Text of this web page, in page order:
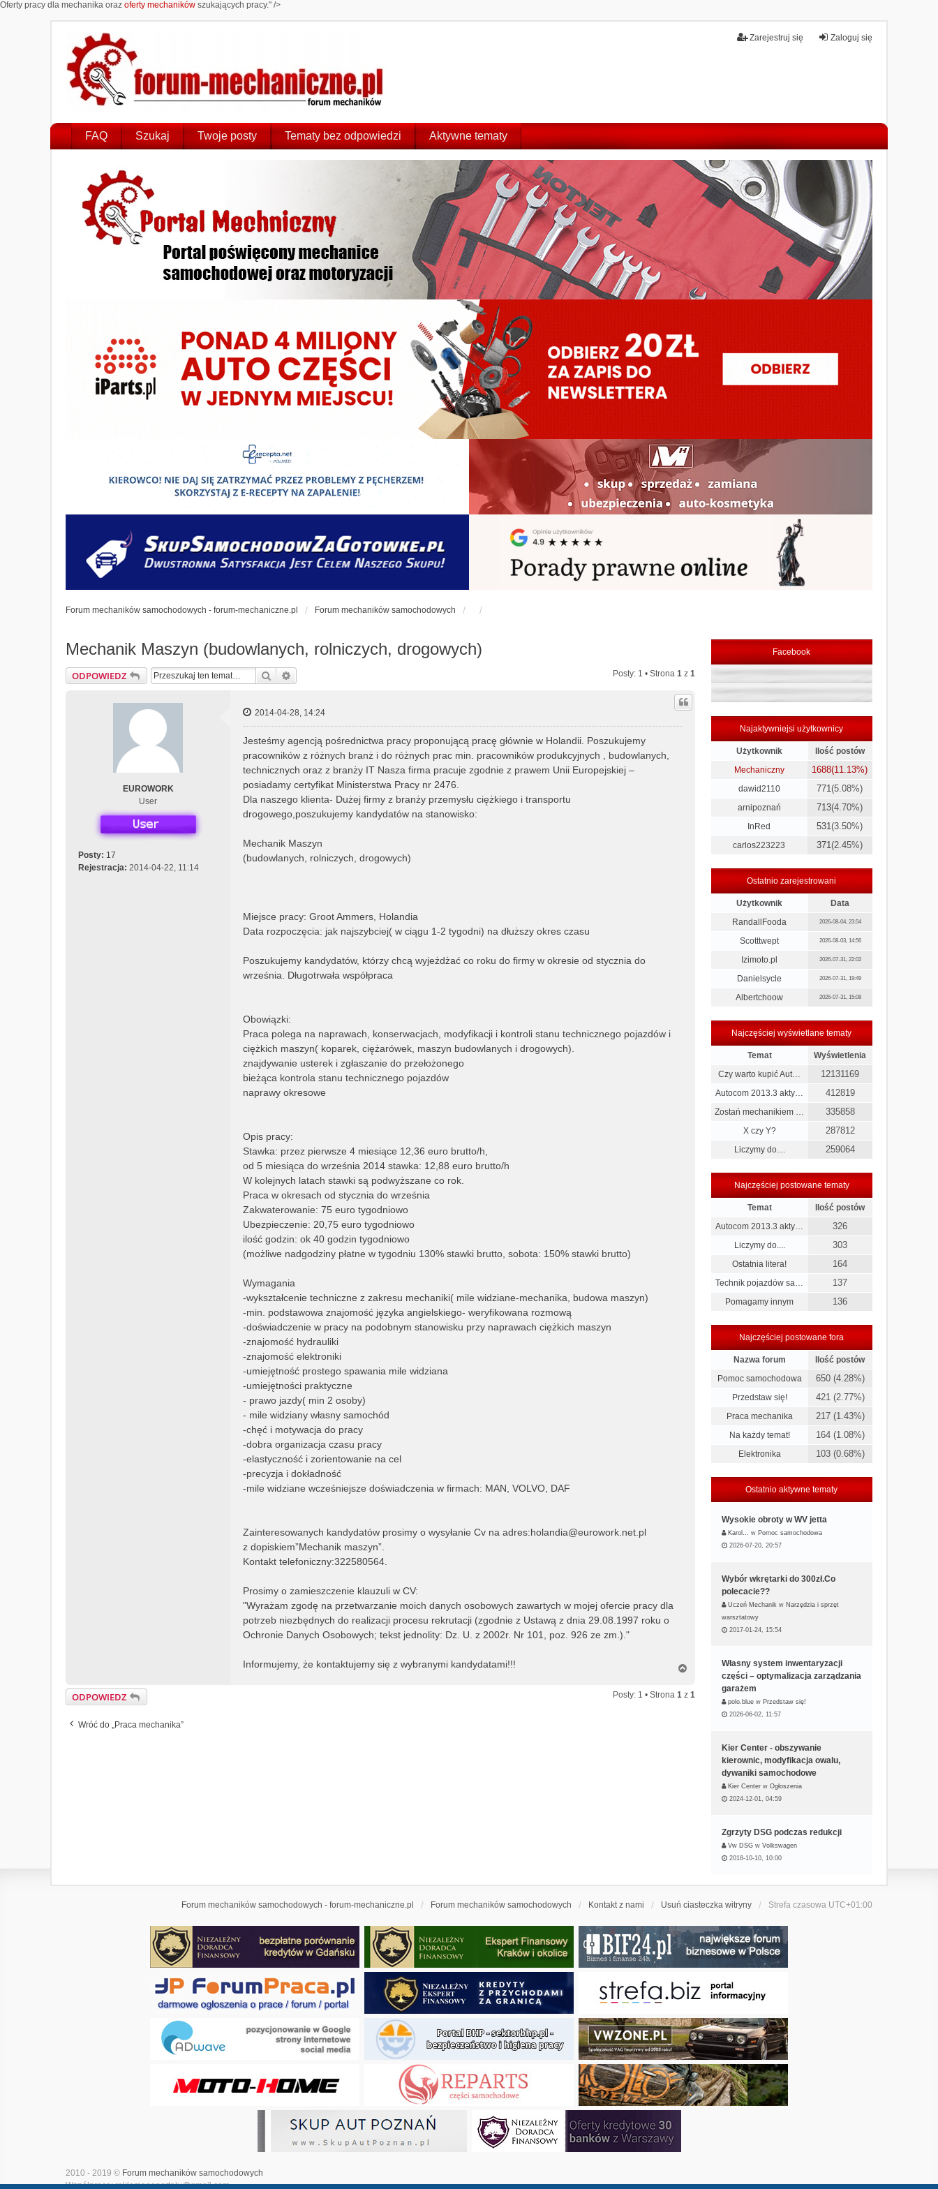
Oferty pracy dla mechanika oraz oferty mechaników szukających pracy." />
Zaloguj się
Zarejestruj się
FAQ Szukaj Twoje posty Tematy bez odpowiedzi Aktywne tematy
Forum mechaników samochodowych - forum-mechaniczne.pl Forum mechaników samochodowych
Mechanik Maszyn (budowlanych, rolniczych, drogowych)
ODPOWIEDZ Szukaj Posty: 1 • Strona 1z 1
EUROWORK
User
Posty: 17
Rejestracja: 2014-04-22, 11:14
2014-04-28, 14:24
Jesteśmy agencją pośrednictwa pracy proponującą pracę głównie w Holandii. Poszukujemy
pracowników z różnych branż i do różnych prac min. pracowników produkcyjnych , budowlanych,
technicznych oraz z branży IT Nasza firma pracuje zgodnie z prawem Unii Europejskiej –
posiadamy certyfikat Ministerstwa Pracy nr 2476.
Dla naszego klienta- Dużej firmy z branży przemysłu ciężkiego i transportu
drogowego,poszukujemy kandydatów na stanowisko:
Mechanik Maszyn
(budowlanych, rolniczych, drogowych)
Miejsce pracy: Groot Ammers, Holandia
Data rozpoczęcia: jak najszybciej( w ciągu 1-2 tygodni) na dłuższy okres czasu
Poszukujemy kandydatów, którzy chcą wyjeżdżać co roku do firmy w okresie od stycznia do
września. Długotrwała współpraca
Obowiązki:
Praca polega na naprawach, konserwacjach, modyfikacji i kontroli stanu technicznego pojazdów i
ciężkich maszyn( koparek, ciężarówek, maszyn budowlanych i drogowych).
znajdywanie usterek i zgłaszanie do przełożonego
bieżąca kontrola stanu technicznego pojazdów
naprawy okresowe
Opis pracy:
Stawka: przez pierwsze 4 miesiące 12,36 euro brutto/h,
od 5 miesiąca do września 2014 stawka: 12,88 euro brutto/h
W kolejnych latach stawki są podwyższane co rok.
Praca w okresach od stycznia do września
Zakwaterowanie: 75 euro tygodniowo
Ubezpieczenie: 20,75 euro tygodniowo
ilość godzin: ok 40 godzin tygodniowo
(możliwe nadgodziny płatne w tygodniu 130% stawki brutto, sobota: 150% stawki brutto)
Wymagania
-wykształcenie techniczne z zakresu mechaniki( mile widziane-mechanika, budowa maszyn)
-min. podstawowa znajomość języka angielskiego- weryfikowana rozmową
-doświadczenie w pracy na podobnym stanowisku przy naprawach ciężkich maszyn
-znajomość hydrauliki
-znajomość elektroniki
-umiejętność prostego spawania mile widziana
-umiejętności praktyczne
- prawo jazdy( min 2 osoby)
- mile widziany własny samochód
-chęć i motywacja do pracy
-dobra organizacja czasu pracy
-elastyczność i zorientowanie na cel
-precyzja i dokładność
-mile widziane wcześniejsze doświadczenia w firmach: MAN, VOLVO, DAF
Zainteresowanych kandydatów prosimy o wysyłanie Cv na adres:holandia@eurowork.net.pl
z dopiskiem”Mechanik maszyn”.
Kontakt telefoniczny:322580564.
Prosimy o zamieszczenie klauzuli w CV:
"Wyrażam zgodę na przetwarzanie moich danych osobowych zawartych w mojej ofercie pracy dla
potrzeb niezbędnych do realizacji procesu rekrutacji (zgodnie z Ustawą z dnia 29.08.1997 roku o
Ochronie Danych Osobowych; tekst jednolity: Dz. U. z 2002r. Nr 101, poz. 926 ze zm.)."
Informujemy, że kontaktujemy się z wybranymi kandydatami!!!
g
ó
ODPOWIEDZ Posty: 1 • Strona 1z 1
Wróć do „Praca mechanika”
Facebook
Najaktywniejsi użytkownicy
Użytkownik
Ilość postów
Mechaniczny
1688(11.13%)
dawid2110 771(5.08%)
arnipoznań 713(4.70%)
InRed 531(3.50%)
carlos223223 371(2.45%)
Ostatnio zarejestrowani
Użytkownik
Data
RandallFooda
2026-08-04, 23:54
Scotttwept 2026-08-03, 14:56
Izimoto.pl 2026-07-31, 22:02
Danielsycle 2026-07-31, 19:49
Albertchoow 2026-07-31, 15:08
Najczęściej wyświetlane tematy
Temat
Wyświetlenia
Czy warto kupić Aut…
12131169
Autocom 2013.3 akty… 412819
Zostań mechanikiem … 335858
X czy Y? 287812
Liczymy do.... 259064
Najczęściej postowane tematy
Temat
Ilość postów
Autocom 2013.3 akty…
326
Liczymy do.... 303
Ostatnia litera! 164
Technik pojazdów sa… 137
Pomagamy innym 136
Najczęściej postowane fora
Nazwa forum
Ilość postów
Pomoc samochodowa
650 (4.28%)
Przedstaw się! 421 (2.77%)
Praca mechanika 217 (1.43%)
Na każdy temat! 164 (1.08%)
Elektronika 103 (0.68%)
Ostatnio aktywne tematy
Wysokie obroty w WV jetta
Karol… w Pomoc samochodowa
2026-07-20, 20:57
Wybór wkrętarki do 300zł.Co
polecacie??
Uczeń Mechanik w Narzędzia i sprzęt
warsztatowy
2017-01-24, 15:54
Własny system inwentaryzacji
części – optymalizacja zarządzania
garażem
polo.blue w Przedstaw się!
2026-06-02, 11:57
Kier Center - obszywanie
kierownic, modyfikacja owalu,
dywaniki samochodowe
Kier Center w Ogłoszenia
2024-12-01, 04:59
Zgrzyty DSG podczas redukcji
Vw DSG w Volkswagen
2018-10-10, 10:00
Forum mechaników samochodowych - forum-mechaniczne.pl Forum mechaników samochodowych Kontakt z nami Usuń ciasteczka witryny Strefa czasowa UTC+01:00
2010 - 2019 © Forum mechaników samochodowych
Współpraca: reklamanaportalu@gmail.com